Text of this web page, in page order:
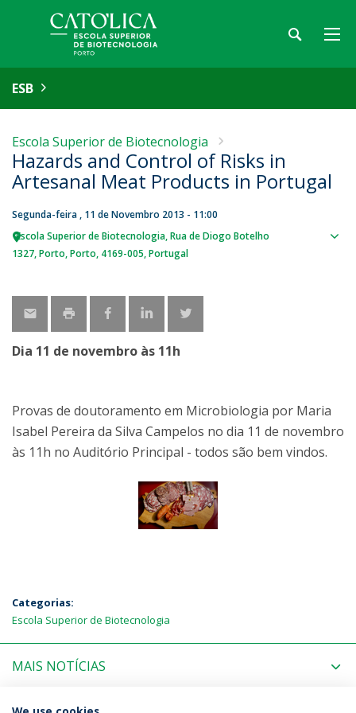
ESB
Escola Superior de Biotecnologia
Hazards and Control of Risks in
Artesanal Meat Products in Portugal
Segunda-feira , 11 de Novembro 2013 - 11:00
Escola Superior de Biotecnologia Rua de Diogo Botelho
1327 Porto Porto 4169-005 Portugal
Dia 11 de novembro às 11h
Provas de doutoramento em Microbiologia por Maria
Isabel Pereira da Silva Campelos no dia 11 de novembro
às 11h no Auditório Principal - todos são bem vindos.
Categorias:
Escola Superior de Biotecnologia
MAIS NOTÍCIAS